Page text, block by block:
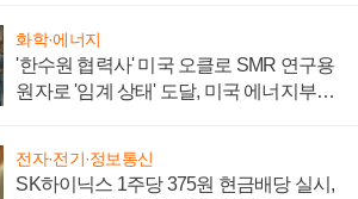
화학·에너지
'한수원 협력사' 미국 오클로 SMR 연구용
원자로 '임계 상태' 도달, 미국 에너지부
전자·전기·정보통신
SK하이닉스 1주당 375원 현금배당 실시,